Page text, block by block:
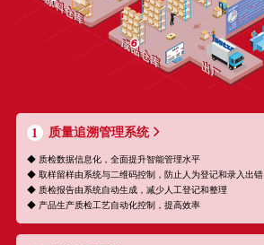
1 质量追溯管理系统
◆ 质检数据信息化，全面提升智能管理水平
◆ 取样留样由系统与二维码控制，防止人为登记和录入出错
◆ 质检报告由系统自动生成，减少人工登记和整理
◆ 产品生产质检工艺自动化控制，提高效率